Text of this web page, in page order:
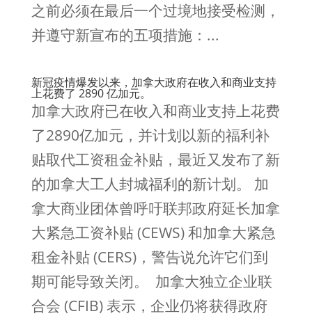
之前必须在最后一个过境地接受检测，
并遵守新宣布的五项措施：...
新冠疫情爆发以来，加拿大政府在收入和商业支持
上花费了 2890 亿加元。
加拿大政府已在收入和商业支持上花费
了2890亿加元，并计划以新的福利补
贴取代工资租金补贴，最近又发布了新
的加拿大工人封城福利的新计划。 加
拿大商业团体曾呼吁联邦政府延长加拿
大紧急工资补贴 (CEWS) 和加拿大紧急
租金补贴 (CERS)，警告说允许它们到
期可能导致关闭。 加拿大独立企业联
合会 (CFIB) 表示，企业仍将获得政府